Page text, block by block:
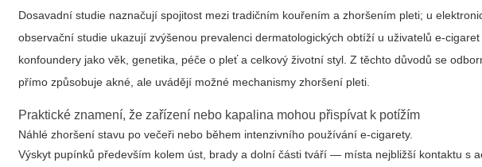
Dosavadní studie naznačují spojitost mezi tradičním kouřením a zhoršením pleti; u
observační studie ukazují zvýšenou prevalenci dermatologických obtíží u uživatelů
konfoundery jako věk, genetika, péče o pleť a celkový životní styl. Z těchto důvodů se
přímo způsobuje akné, ale uvádějí možné mechanismy zhoršení pleti.
Praktické znamení, že zařízení nebo kapalina mohou přispívat k potížím
Náhlé zhoršení stavu po večeři nebo během intenzivního používání e‑cigarety.
Výskyt pupínků především kolem úst, brady a dolní části tváří — místa nejbližší kontaktu s